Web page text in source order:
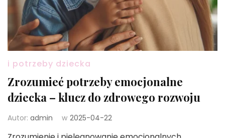
i potrzeby dziecka
Zrozumieć potrzeby emocjonalne
dziecka – klucz do zdrowego rozwoju
Autor: admin w 2025-04-22